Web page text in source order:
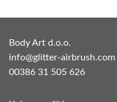
Body Art d.o.o.
info@glitter-airbrush.com
00386 31 505 626